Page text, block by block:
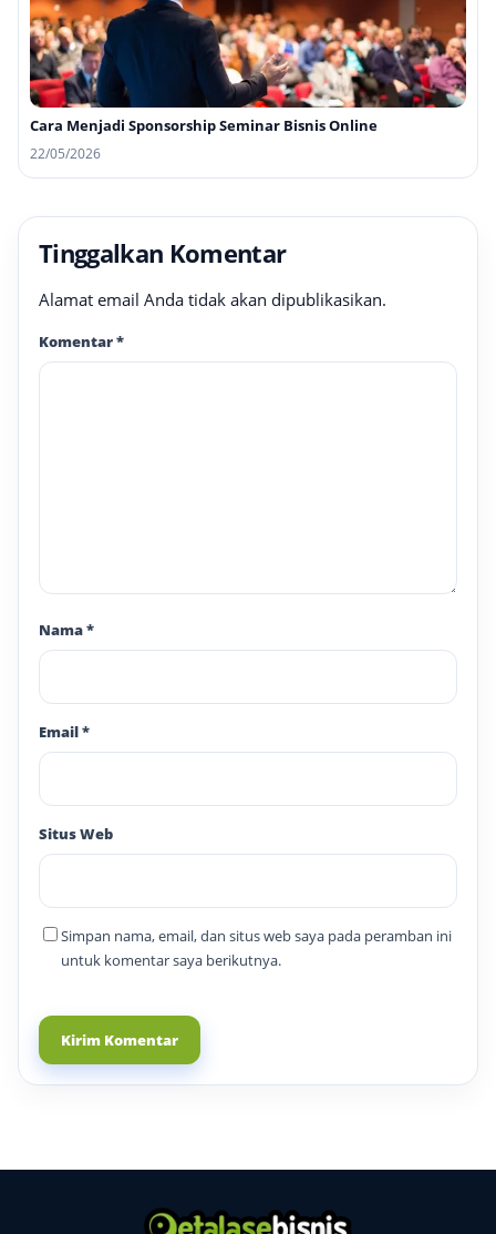
Cara Menjadi Sponsorship Seminar Bisnis Online
22/05/2026
Tinggalkan Komentar
Alamat email Anda tidak akan dipublikasikan.
Komentar*
Nama*
Email*
Situs Web
Simpan nama, email, dan situs web saya pada peramban ini
untuk komentar saya berikutnya.